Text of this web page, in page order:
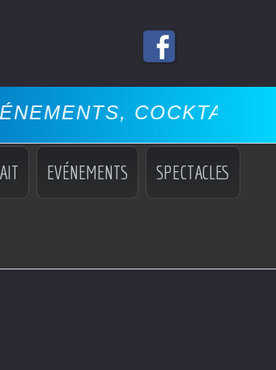
MISS,
EVÉNEMENTS SPECTACLES